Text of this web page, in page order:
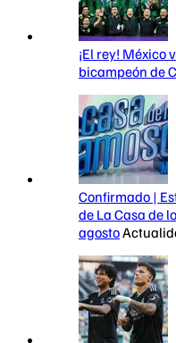
¡El rey! México
bicampeón de
Confirmado |
de La Casa de
agosto